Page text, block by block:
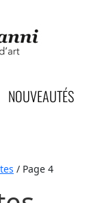
NOUVEAUTÉS
/ Page 4